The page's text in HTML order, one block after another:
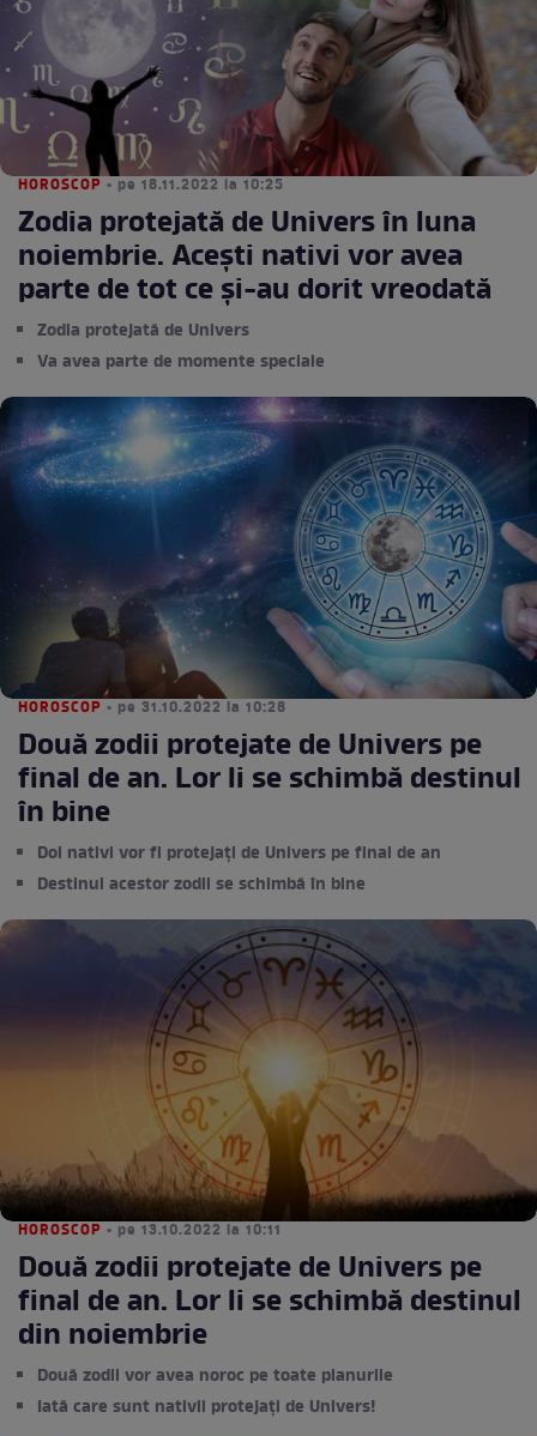
HOROSCOP • pe 18.11.2022 la 10:25
Zodia protejată de Univers în luna
noiembrie. Acești nativi vor avea
parte de tot ce și-au dorit vreodată
Zodia protejată de Univers
Va avea parte de momente speciale
HOROSCOP • pe 31.10.2022 la 10:28
Două zodii protejate de Univers pe
final de an. Lor li se schimbă destinul
în bine
Doi nativi vor fi protejați de Univers pe final de an
Destinul acestor zodii se schimbă în bine
HOROSCOP • pe 13.10.2022 la 10:11
Două zodii protejate de Univers pe
final de an. Lor li se schimbă destinul
din noiembrie
Două zodii vor avea noroc pe toate planurile
Iată care sunt nativii protejați de Univers!